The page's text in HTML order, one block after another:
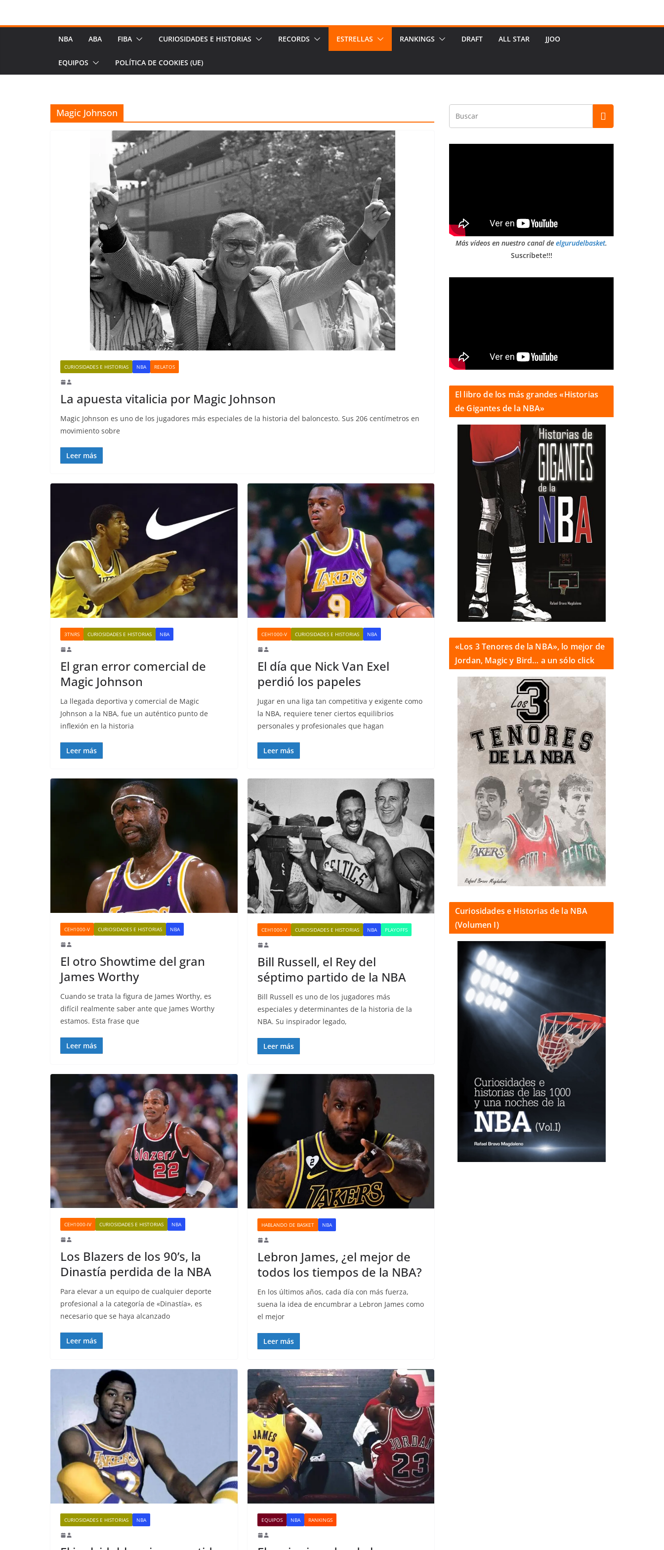
NBA ABA FIBA CURIOSIDADES E HISTORIAS RECORDS ESTRELLAS RANKINGS DRAFT ALL STAR JJOO
EQUIPOS POLÍTICA DE COOKIES (UE)
Magic Johnson
CURIOSIDADES E HISTORIAS NBA RELATOS
La apuesta vitalicia por Magic Johnson
Magic Johnson es uno de los jugadores más especiales de la historia del baloncesto. Sus 206 centímetros en
movimiento sobre
Leer más
3TNRS CURIOSIDADES E HISTORIAS NBA
El gran error comercial de
Magic Johnson
La llegada deportiva y comercial de Magic
Johnson a la NBA, fue un auténtico punto de
inflexión en la historia
Leer más
CEH1000-V CURIOSIDADES E HISTORIAS NBA
El día que Nick Van Exel
perdió los papeles
Jugar en una liga tan competitiva y exigente como
la NBA, requiere tener ciertos equilibrios
personales y profesionales que hagan
Leer más
CEH1000-V CURIOSIDADES E HISTORIAS NBA
El otro Showtime del gran
James Worthy
Cuando se trata la figura de James Worthy, es
difícil realmente saber ante que James Worthy
estamos. Esta frase que
Leer más
CEH1000-V CURIOSIDADES E HISTORIAS NBA PLAYOFFS
Bill Russell, el Rey del
séptimo partido de la NBA
Bill Russell es uno de los jugadores más
especiales y determinantes de la historia de la
NBA. Su inspirador legado,
Leer más
CEH1000-IV CURIOSIDADES E HISTORIAS NBA
Los Blazers de los 90’s, la
Dinastía perdida de la NBA
Para elevar a un equipo de cualquier deporte
profesional a la categoría de «Dinastía», es
necesario que se haya alcanzado
Leer más
HABLANDO DE BASKET NBA
Lebron James, ¿el mejor de
todos los tiempos de la NBA?
En los últimos años, cada día con más fuerza,
suena la idea de encumbrar a Lebron James como
el mejor
Leer más
CURIOSIDADES E HISTORIAS NBA EQUIPOS NBA RANKINGS
Más vídeos en nuestro canal de elgurudelbasket.
Suscríbete!!!
El libro de los más grandes «Historias
de Gigantes de la NBA»
«Los 3 Tenores de la NBA», lo mejor de
Jordan, Magic y Bird… a un sólo click
Curiosidades e Historias de la NBA
(Volumen I)